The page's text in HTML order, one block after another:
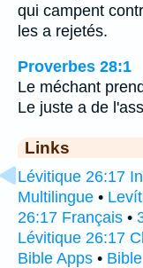
qui campent
les a rejetés.
Proverbes 28:1
Le méchant
Le juste a de
Links
Lévitique 26:17
Multilingue •
26:17 Français •
Lévitique 26:17
Bible Apps •